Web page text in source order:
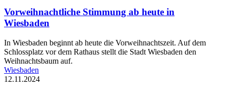
Vorweihnachtliche Stimmung ab heute in
Wiesbaden
In Wiesbaden beginnt ab heute die Vorweihnachtszeit. Auf dem
Schlossplatz vor dem Rathaus stellt die Stadt Wiesbaden den
Weihnachtsbaum auf.
Wiesbaden
12.11.2024